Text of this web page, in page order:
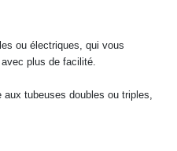
ou électriques, qui vous
plus de facilité.
tubeuses doubles ou triples,